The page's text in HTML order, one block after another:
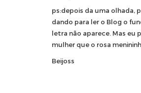
ps:depois da uma olhada,
dando para ler o Blog o
letra não aparece. Mas eu
mulher que o rosa
Beijoss